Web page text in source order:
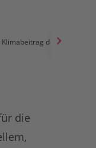
der USA: ein
die